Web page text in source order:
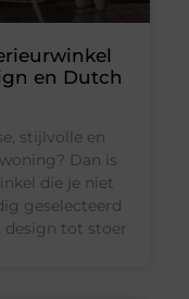
en Dutch
stijlvolle en
Dan is
die je niet
geselecteerd
design tot stoer